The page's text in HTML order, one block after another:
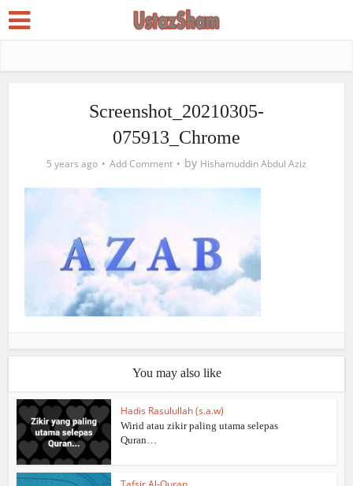
Screenshot_20210305-
075913_Chrome
5 years ago Add Comment by Hishamuddin Abdul Aziz
You may also like
Hadis Rasulullah (s.a.w)
Wirid atau zikir paling utama selepas
Quran…